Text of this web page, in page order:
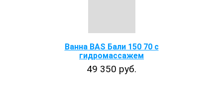
Ванна BAS Бали 150 70 с
гидромассажем
49 350 руб.